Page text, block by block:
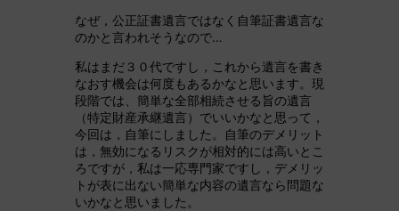
なぜ，公正証書遺言ではなく自筆証書遺言な
のかと言われそうなので…
私はまだ３０代ですし，これから遺言を書き
なおす機会は何度もあるかなと思います。現
段階では、簡単な全部相続させる旨の遺言
（特定財産承継遺言）でいいかなと思って，
今回は，自筆にしました。自筆のデメリット
は，無効になるリスクが相対的には高いとこ
ろですが，私は一応専門家ですし，デメリッ
トが表に出ない簡単な内容の遺言なら問題な
いかなと思いました。